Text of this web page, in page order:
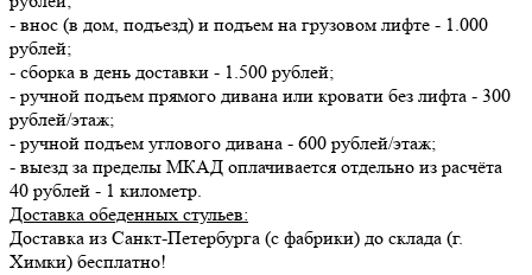
- внос (в дом, подъезд) и подъем на грузовом лифте - 1.000
рублей;
- сборка в день доставки - 1.500 рублей;
- ручной подъем прямого дивана или кровати без лифта - 300
рублей/этаж;
- ручной подъем углового дивана - 600 рублей/этаж;
- выезд за пределы МКАД оплачивается отдельно из расчёта
40 рублей - 1 километр.
Доставка обеденных стульев:
Доставка из Санкт-Петербурга (с фабрики) до склада (г.
Химки) бесплатно!